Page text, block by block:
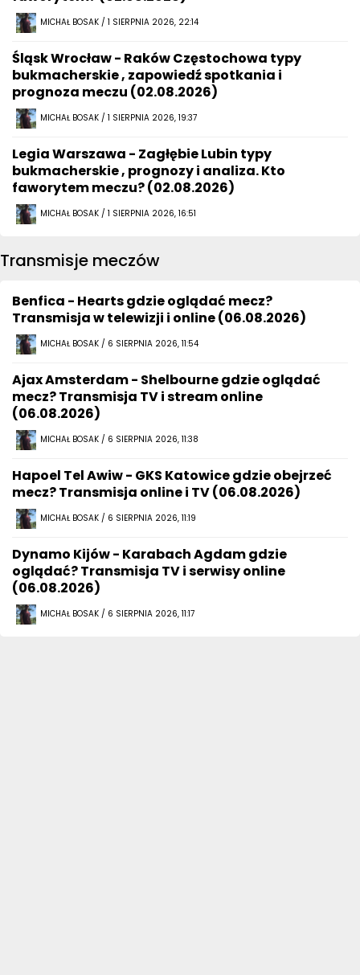
MICHAŁ BOSAK / 1 SIERPNIA 2026, 22:14
Śląsk Wrocław - Raków Częstochowa typy
bukmacherskie , zapowiedź spotkania i
prognoza meczu (02.08.2026)
MICHAŁ BOSAK / 1 SIERPNIA 2026, 19:37
Legia Warszawa - Zagłębie Lubin typy
bukmacherskie , prognozy i analiza. Kto
faworytem meczu? (02.08.2026)
MICHAŁ BOSAK / 1 SIERPNIA 2026, 16:51
Transmisje meczów
Benfica - Hearts gdzie oglądać mecz?
Transmisja w telewizji i online (06.08.2026)
MICHAŁ BOSAK / 6 SIERPNIA 2026, 11:54
Ajax Amsterdam - Shelbourne gdzie oglądać
mecz? Transmisja TV i stream online
(06.08.2026)
MICHAŁ BOSAK / 6 SIERPNIA 2026, 11:38
Hapoel Tel Awiw - GKS Katowice gdzie obejrzeć
mecz? Transmisja online i TV (06.08.2026)
MICHAŁ BOSAK / 6 SIERPNIA 2026, 11:19
Dynamo Kijów - Karabach Agdam gdzie
oglądać? Transmisja TV i serwisy online
(06.08.2026)
MICHAŁ BOSAK / 6 SIERPNIA 2026, 11:17